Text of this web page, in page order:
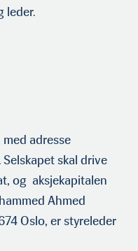
leder.
adresse
skal drive
og aksjekapitalen
Ahmed
Oslo, er styreleder